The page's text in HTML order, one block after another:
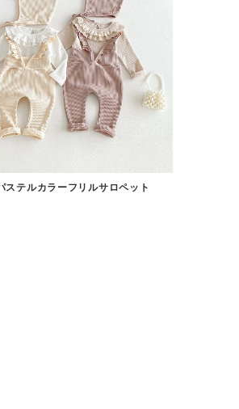
ステルカラーフリルサロペット